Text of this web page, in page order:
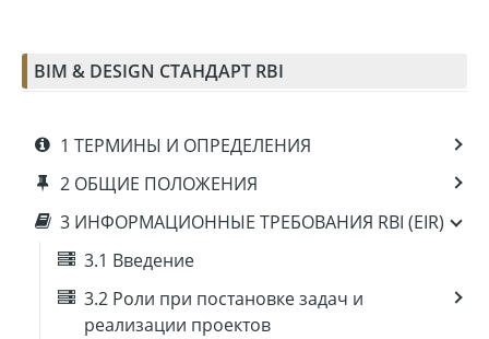
BIM & DESIGN СТАНДАРТ RBI
1 ТЕРМИНЫ И ОПРЕДЕЛЕНИЯ
2 ОБЩИЕ ПОЛОЖЕНИЯ
3 ИНФОРМАЦИОННЫЕ ТРЕБОВАНИЯ RBI (EIR)
3.1 Введение
3.2 Роли при постановке задач и
реализации проектов